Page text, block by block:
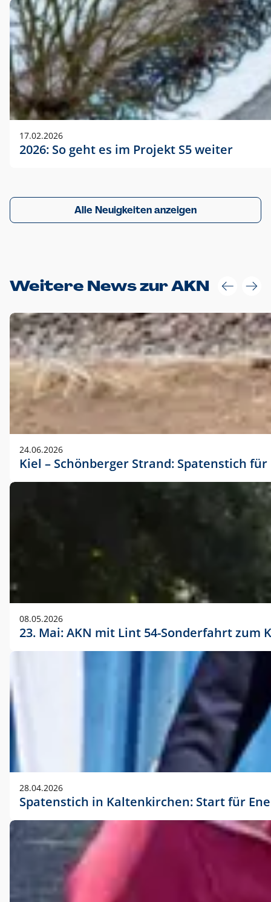
17.02.2026
2026: So geht es im Projekt S5 weiter
Alle Neuigkeiten anzeigen
Weitere News zur AKN
24.06.2026
Kiel – Schönberger Strand: Spatenstich
08.05.2026
23. Mai: AKN mit Lint 54-Sonderfahrt
28.04.2026
Spatenstich in Kaltenkirchen: Start für